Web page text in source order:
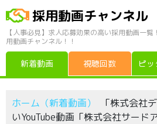
採用動画チャンネル
【人事必見】求人応募効果の高い採用動画一
用動画チャンネル！！
新着動画 視聴回数 ピ
ホーム（新着動画）
「株式会社
いYouTube動画「株式会社サー